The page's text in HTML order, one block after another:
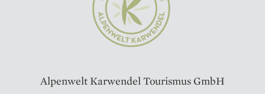
Alpenwelt Karwendel Tourismus GmbH